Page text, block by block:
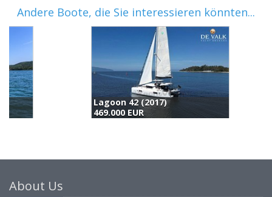
Andere Boote, die Sie interessieren könnten...
Lagoon 42 (2017)
469.000 EUR
About Us